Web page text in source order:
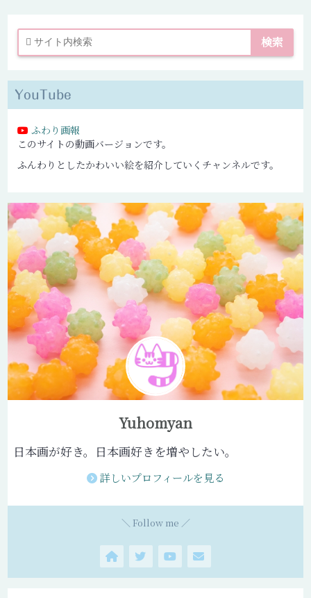
YouTube
ふわり画報
このサイトの動画バージョンです。
ふんわりとしたかわいい絵を紹介していくチャンネルです。
Yuhomyan
日本画が好き。日本画好きを増やしたい。
詳しいプロフィールを見る
＼ Follow me ／